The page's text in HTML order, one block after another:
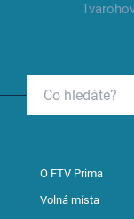
O FTV Prima
Volná místa